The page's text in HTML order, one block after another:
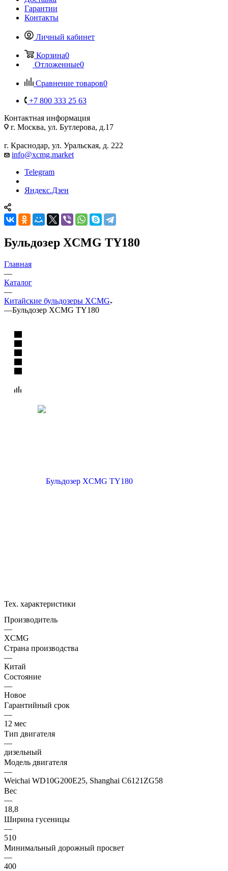
Гарантии
Контакты
Личный кабинет
Корзина0
Отложенные0
Сравнение товаров0
+7 800 333 25 63
Контактная информация
г. Москва, ул. Бутлерова, д.17
г. Краснодар, ул. Уральская, д. 222
info@xcmg.market
Telegram
Яндекс.Дзен
Бульдозер XCMG TY180
Главная
—
Каталог
—
Китайские бульдозеры XCMG
—Бульдозер XCMG TY180
Тех. характеристики
Производитель
—
XCMG
Страна производства
—
Китай
Состояние
—
Новое
Гарантийный срок
—
12 мес
Тип двигателя
—
дизельный
Модель двигателя
—
Weichai WD10G200E25, Shanghai C6121ZG58
Вес
—
18,8
Ширина гусеницы
—
510
Минимальный дорожный просвет
—
400